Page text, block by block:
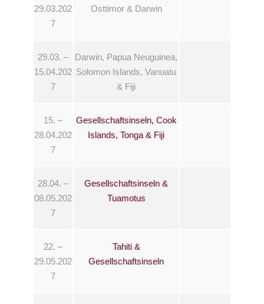
29.03.202
7
Osttimor & Darwin
29.03. –
15.04.202
7
Darwin, Papua Neuguinea,
Solomon Islands, Vanuatu
& Fiji
15. –
28.04.202
7
Gesellschaftsinseln, Cook
Islands, Tonga & Fiji
28.04. –
08.05.202
7
Gesellschaftsinseln &
Tuamotus
22. –
29.05.202
7
Tahiti &
Gesellschaftsinseln